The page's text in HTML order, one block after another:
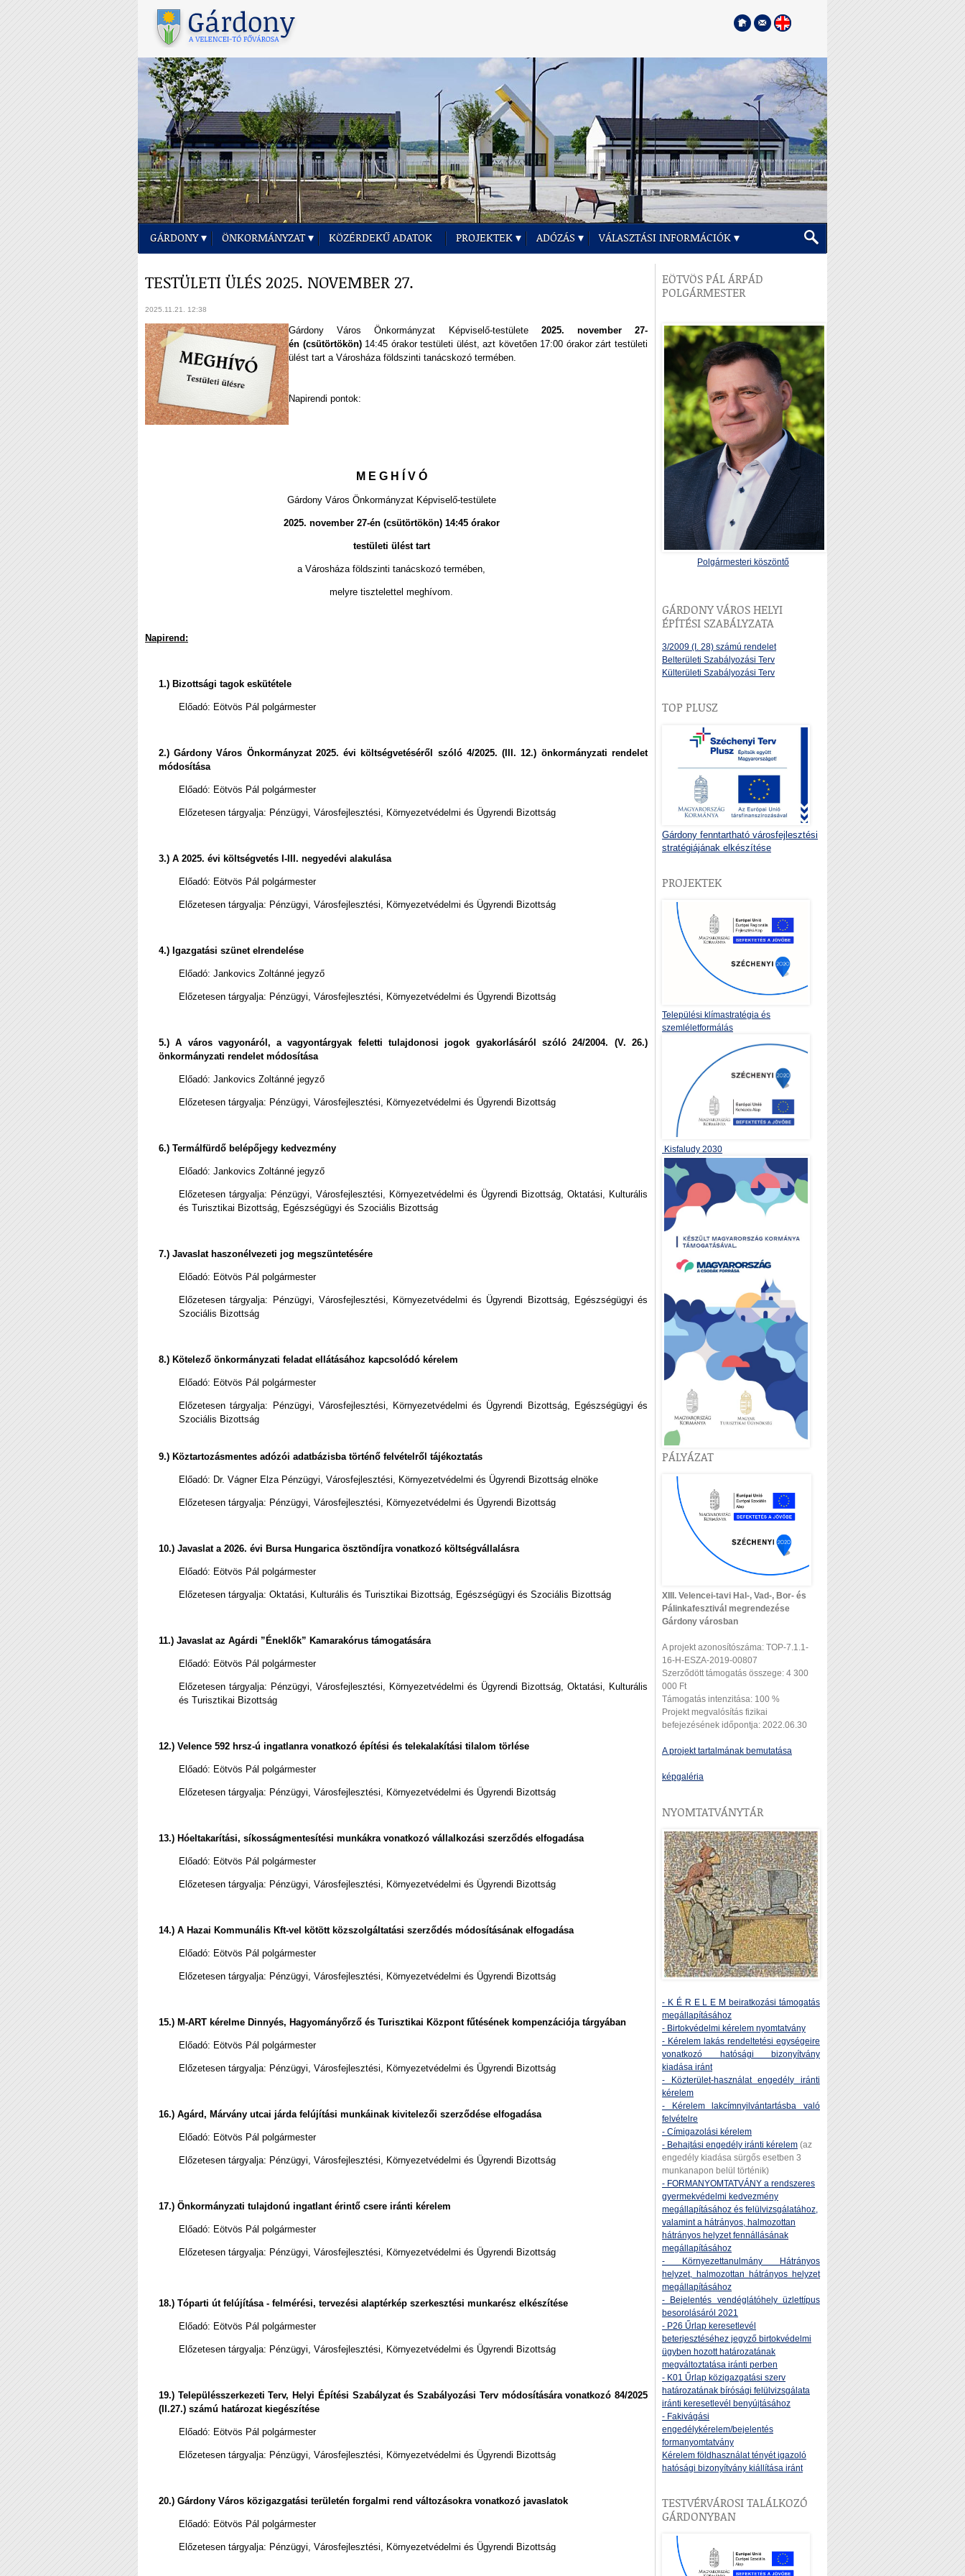
GÁRDONY ÖNKORMÁNYZAT KÖZÉRDEKŰ ADATOK PROJEKTEK ADÓZÁS VÁLASZTÁSI INFORMÁCIÓK
TESTÜLETI ÜLÉS 2025. NOVEMBER 27.
2025.11.21. 12:38
Gárdony Város Önkormányzat Képviselő-testülete 2025. november 27-
én (csütörtökön)14:45 órakor testületi ülést, azt követően 17:00 órakor zárt testületi
ülést tart a Városháza földszinti tanácskozó termében.
Napirendi pontok:
M E G H Í V Ó
Gárdony Város Önkormányzat Képviselő-testülete
2025. november 27-én (csütörtökön) 14:45 órakor
testületi ülést tart
a Városháza földszinti tanácskozó termében,
melyre tisztelettel meghívom.
Napirend:
1.) Bizottsági tagok eskütétele
Előadó: Eötvös Pál polgármester
2.) Gárdony Város Önkormányzat 2025. évi költségvetéséről szóló 4/2025. (III. 12.) önkormányzati rendelet
módosítása
Előadó: Eötvös Pál polgármester
Előzetesen tárgyalja: Pénzügyi, Városfejlesztési, Környezetvédelmi és Ügyrendi Bizottság
3.) A 2025. évi költségvetés I-III. negyedévi alakulása
Előadó: Eötvös Pál polgármester
Előzetesen tárgyalja: Pénzügyi, Városfejlesztési, Környezetvédelmi és Ügyrendi Bizottság
4.) Igazgatási szünet elrendelése
Előadó: Jankovics Zoltánné jegyző
Előzetesen tárgyalja: Pénzügyi, Városfejlesztési, Környezetvédelmi és Ügyrendi Bizottság
5.) A város vagyonáról, a vagyontárgyak feletti tulajdonosi jogok gyakorlásáról szóló 24/2004. (V. 26.)
önkormányzati rendelet módosítása
Előadó: Jankovics Zoltánné jegyző
Előzetesen tárgyalja: Pénzügyi, Városfejlesztési, Környezetvédelmi és Ügyrendi Bizottság
6.) Termálfürdő belépőjegy kedvezmény
Előadó: Jankovics Zoltánné jegyző
Előzetesen tárgyalja: Pénzügyi, Városfejlesztési, Környezetvédelmi és Ügyrendi Bizottság, Oktatási, Kulturális
és Turisztikai Bizottság, Egészségügyi és Szociális Bizottság
7.) Javaslat haszonélvezeti jog megszüntetésére
Előadó: Eötvös Pál polgármester
Előzetesen tárgyalja: Pénzügyi, Városfejlesztési, Környezetvédelmi és Ügyrendi Bizottság, Egészségügyi és
Szociális Bizottság
8.) Kötelező önkormányzati feladat ellátásához kapcsolódó kérelem
Előadó: Eötvös Pál polgármester
Előzetesen tárgyalja: Pénzügyi, Városfejlesztési, Környezetvédelmi és Ügyrendi Bizottság, Egészségügyi és
Szociális Bizottság
9.) Köztartozásmentes adózói adatbázisba történő felvételről tájékoztatás
Előadó: Dr. Vágner Elza Pénzügyi, Városfejlesztési, Környezetvédelmi és Ügyrendi Bizottság elnöke
Előzetesen tárgyalja: Pénzügyi, Városfejlesztési, Környezetvédelmi és Ügyrendi Bizottság
10.) Javaslat a 2026. évi Bursa Hungarica ösztöndíjra vonatkozó költségvállalásra
Előadó: Eötvös Pál polgármester
Előzetesen tárgyalja: Oktatási, Kulturális és Turisztikai Bizottság, Egészségügyi és Szociális Bizottság
11.) Javaslat az Agárdi ”Éneklők” Kamarakórus támogatására
Előadó: Eötvös Pál polgármester
Előzetesen tárgyalja: Pénzügyi, Városfejlesztési, Környezetvédelmi és Ügyrendi Bizottság, Oktatási, Kulturális
és Turisztikai Bizottság
12.) Velence 592 hrsz-ú ingatlanra vonatkozó építési és telekalakítási tilalom törlése
Előadó: Eötvös Pál polgármester
Előzetesen tárgyalja: Pénzügyi, Városfejlesztési, Környezetvédelmi és Ügyrendi Bizottság
13.) Hóeltakarítási, síkosságmentesítési munkákra vonatkozó vállalkozási szerződés elfogadása
Előadó: Eötvös Pál polgármester
Előzetesen tárgyalja: Pénzügyi, Városfejlesztési, Környezetvédelmi és Ügyrendi Bizottság
14.) A Hazai Kommunális Kft-vel kötött közszolgáltatási szerződés módosításának elfogadása
Előadó: Eötvös Pál polgármester
Előzetesen tárgyalja: Pénzügyi, Városfejlesztési, Környezetvédelmi és Ügyrendi Bizottság
15.) M-ART kérelme Dinnyés, Hagyományőrző és Turisztikai Központ fűtésének kompenzációja tárgyában
Előadó: Eötvös Pál polgármester
Előzetesen tárgyalja: Pénzügyi, Városfejlesztési, Környezetvédelmi és Ügyrendi Bizottság
16.) Agárd, Márvány utcai járda felújítási munkáinak kivitelezői szerződése elfogadása
Előadó: Eötvös Pál polgármester
Előzetesen tárgyalja: Pénzügyi, Városfejlesztési, Környezetvédelmi és Ügyrendi Bizottság
17.) Önkormányzati tulajdonú ingatlant érintő csere iránti kérelem
Előadó: Eötvös Pál polgármester
Előzetesen tárgyalja: Pénzügyi, Városfejlesztési, Környezetvédelmi és Ügyrendi Bizottság
18.) Tóparti út felújítása - felmérési, tervezési alaptérkép szerkesztési munkarész elkészítése
Előadó: Eötvös Pál polgármester
Előzetesen tárgyalja: Pénzügyi, Városfejlesztési, Környezetvédelmi és Ügyrendi Bizottság
19.) Településszerkezeti Terv, Helyi Építési Szabályzat és Szabályozási Terv módosítására vonatkozó 84/2025
(II.27.) számú határozat kiegészítése
Előadó: Eötvös Pál polgármester
Előzetesen tárgyalja: Pénzügyi, Városfejlesztési, Környezetvédelmi és Ügyrendi Bizottság
20.) Gárdony Város közigazgatási területén forgalmi rend változásokra vonatkozó javaslatok
Előadó: Eötvös Pál polgármester
Előzetesen tárgyalja: Pénzügyi, Városfejlesztési, Környezetvédelmi és Ügyrendi Bizottság
EÖTVÖS PÁL ÁRPÁD
POLGÁRMESTER
Polgármesteri köszöntő
GÁRDONY VÁROS HELYI
ÉPÍTÉSI SZABÁLYZATA
3/2009 (I. 28) számú rendelet
Belterületi Szabályozási Terv
Külterületi Szabályozási Terv
TOP PLUSZ
Gárdony fenntartható városfejlesztési
stratégiájának elkészítése
PROJEKTEK
Települési klímastratégia és
szemléletformálás
Kisfaludy 2030
PÁLYÁZAT
XIII. Velencei-tavi Hal-, Vad-, Bor- és
Pálinkafesztivál megrendezése
Gárdony városban
A projekt azonosítószáma: TOP-7.1.1-
16-H-ESZA-2019-00807
Szerződött támogatás összege: 4 300
000 Ft
Támogatás intenzitása: 100 %
Projekt megvalósítás fizikai
befejezésének időpontja: 2022.06.30
A projekt tartalmának bemutatása
képgaléria
NYOMTATVÁNYTÁR
- K É R E L E M beiratkozási támogatás
megállapításához
- Birtokvédelmi kérelem nyomtatvány
- Kérelem lakás rendeltetési egységeire
vonatkozó hatósági bizonyítvány
kiadása iránt
- Közterület-használat engedély iránti
kérelem
- Kérelem lakcímnyilvántartásba való
felvételre
- Címigazolási kérelem
- Behajtási engedély iránti kérelem (az
engedély kiadása sürgős esetben 3
munkanapon belül történik)
- FORMANYOMTATVÁNY a rendszeres
gyermekvédelmi kedvezmény
megállapításához és felülvizsgálatához,
valamint a hátrányos, halmozottan
hátrányos helyzet fennállásának
megállapításához
- Környezettanulmány Hátrányos
helyzet, halmozottan hátrányos helyzet
megállapításához
- Bejelentés vendéglátóhely üzlettípus
besorolásáról 2021
- P26 Űrlap keresetlevél
beterjesztéséhez jegyző birtokvédelmi
ügyben hozott határozatának
megváltoztatása iránti perben
- K01 Űrlap közigazgatási szerv
határozatának bírósági felülvizsgálata
iránti keresetlevél benyújtásához
- Fakivágási
engedélykérelem/bejelentés
formanyomtatvány
Kérelem földhasználat tényét igazoló
hatósági bizonyítvány kiállítása iránt
TESTVÉRVÁROSI TALÁLKOZÓ
GÁRDONYBAN